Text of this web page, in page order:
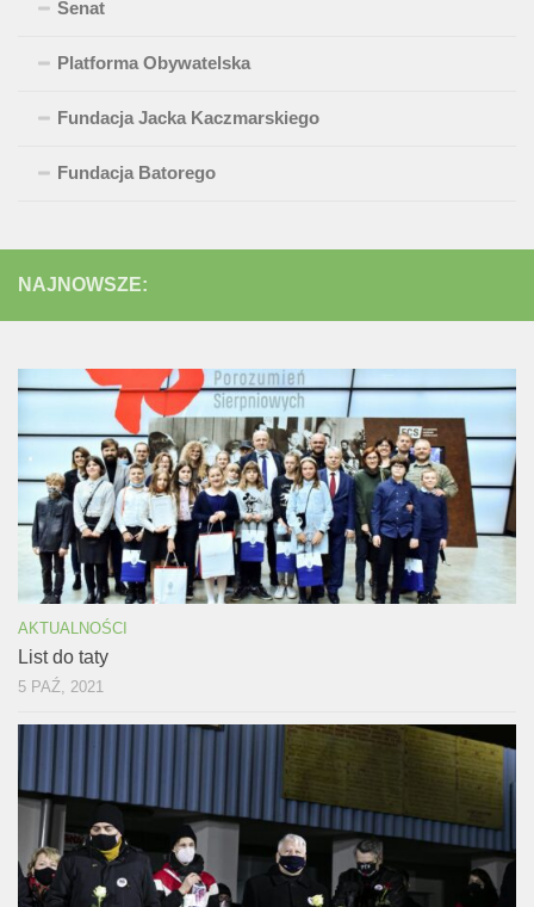
Senat
Platforma Obywatelska
Fundacja Jacka Kaczmarskiego
Fundacja Batorego
NAJNOWSZE:
AKTUALNOŚCI
List do taty
5 PAŹ, 2021